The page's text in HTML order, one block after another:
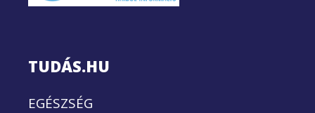
TUDÁS.HU
EGÉSZSÉG